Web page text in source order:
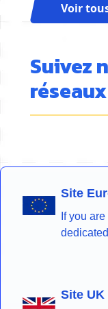
Voir
Suivez
Site
If you
Site UK